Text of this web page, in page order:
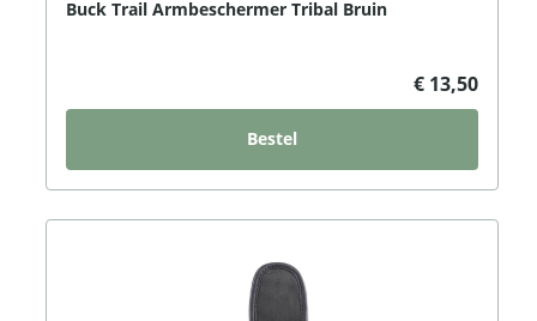
Buck Trail Armbeschermer Tribal Bruin
€ 13,50
Bestel